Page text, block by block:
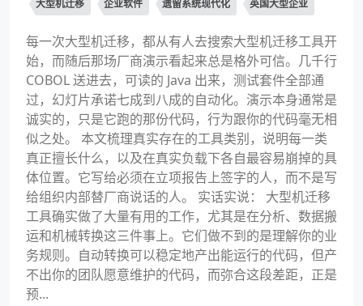
大型机迁移 企业软件 遗留系统现代化 英国大型企业
每一次大型机迁移，都从有人去搜索大型机迁移工具开
始，而随后那场厂商演示看起来总是格外可信。几千行
COBOL 送进去，可读的 Java 出来，测试套件全部通
过，幻灯片承诺七成到八成的自动化。演示本身通常是
诚实的，只是它跑的那份代码，行为跟你的代码毫无相
似之处。 本文梳理真实存在的工具类别，说明每一类
真正擅长什么，以及在真实负载下各自最容易崩掉的具
体位置。它写给必须在立项报告上签字的人，而不是写
给组织内部替厂商说话的人。 实话实说： 大型机迁移
工具确实做了大量有用的工作，尤其是在分析、数据搬
运和机械转换这三件事上。它们做不到的是理解你的业
务规则。自动转换可以稳定地产出能运行的代码，但产
不出你的团队愿意维护的代码，而弥合这段差距，正是
预...